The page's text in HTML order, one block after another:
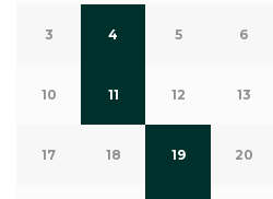
3 4 5 6
10 11 12 13
17 18 19 20